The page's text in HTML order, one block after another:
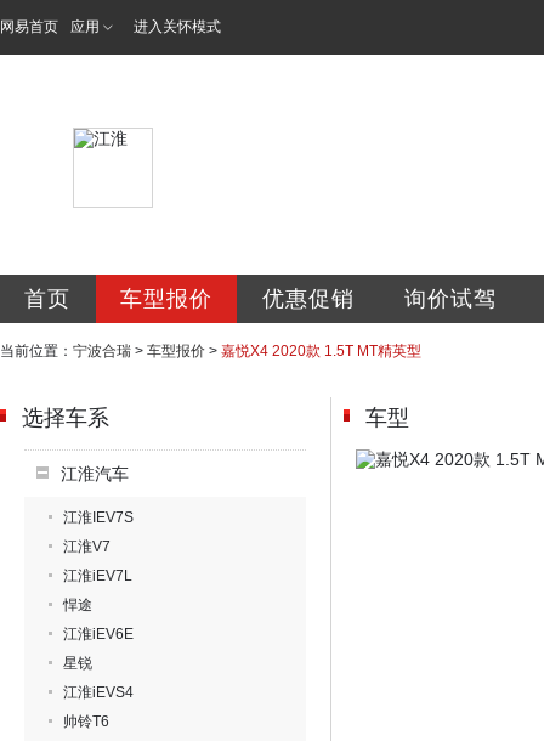
网易首页 应用 进入关怀模式
首页 车型报价 优惠促销 询价试驾
当前位置： 宁波合瑞 > 车型报价 > 嘉悦X4 2020款 1.5T MT精英型
选择车系
江淮汽车
江淮IEV7S
江淮V7
江淮iEV7L
悍途
江淮iEV6E
星锐
江淮iEVS4
帅铃T6
车型